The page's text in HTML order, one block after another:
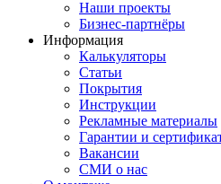
Наши проекты
Бизнес-партнёры
Информация
Калькуляторы
Статьи
Покрытия
Инструкции
Рекламные материалы
Гарантии и
Вакансии
СМИ о нас